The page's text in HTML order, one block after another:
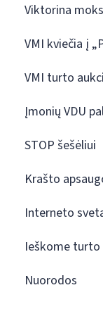
Viktorina
VMI kviečia į
VMI turto
Įmonių VDU
STOP šešėliui
Krašto
Interneto
Ieškome turto
Nuorodos